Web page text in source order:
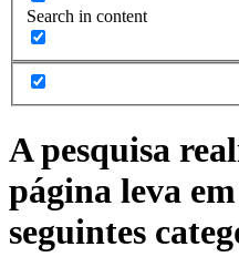
Search in content
A pesquisa
página leva
seguintes